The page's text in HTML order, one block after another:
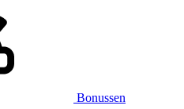
Bonussen